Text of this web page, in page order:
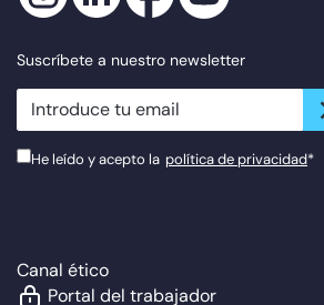
Suscríbete a nuestro newsletter
newsletter.suscribe
He leído y acepto la política de privacidad*
Canal ético
Portal del trabajador